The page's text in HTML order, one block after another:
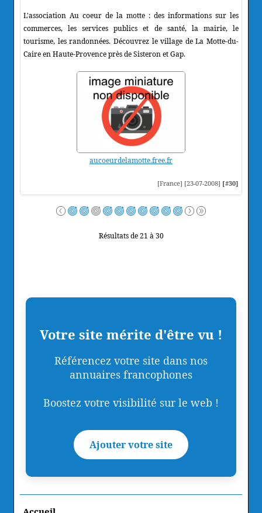
L'association Au coeur de la motte : des informations sur les
commerces, les services publics et de santé, la mairie, le
tourisme, les randonnées. Découvrez le village de La Motte-du-
Caire en Haute-Provence près de Sisteron et Gap.
aucoeurdelamotte.free.fr
[France] [23-07-2008] [#30]
Résultats de 21 à 30
Votre site mérite d'être vu !
Référencez votre site dans nos
annuaires francophones
Boostez votre visibilité sur le web !
Ajouter votre site